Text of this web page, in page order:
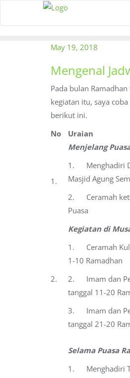
May 19, 2018
Mengenal
Pada bulan
kegiatan itu, saya
berikut ini.
No
Uraian
1.
Menjelang
1. Menghadiri
Masjid Agung
2. Ceramah
Puasa
2.
Kegiatan di
1. Ceramah
1-10 Ramadhan
2. Imam dan
tanggal 11-20
3. Imam dan
tanggal 21-20
Selama Puasa
1. Menghadiri